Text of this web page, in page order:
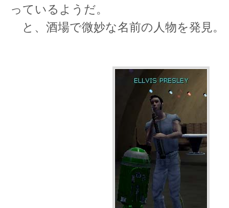
っているようだ。
と、酒場で微妙な名前の人物を発見。